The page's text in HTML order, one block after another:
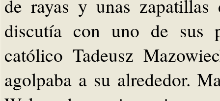
de rayas y unas
discutía con uno de sus
católico Tadeusz
agolpaba a su alrededor.